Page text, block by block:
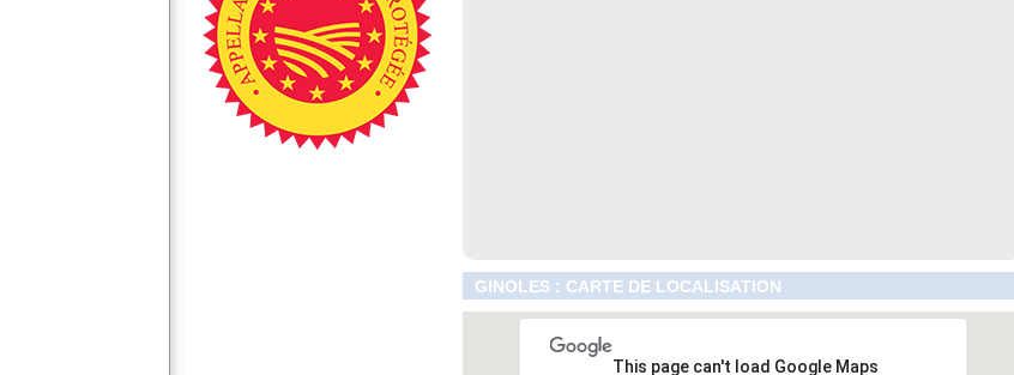
GINOLES : CARTE DE LOCALISATION
This page can't load Google Maps